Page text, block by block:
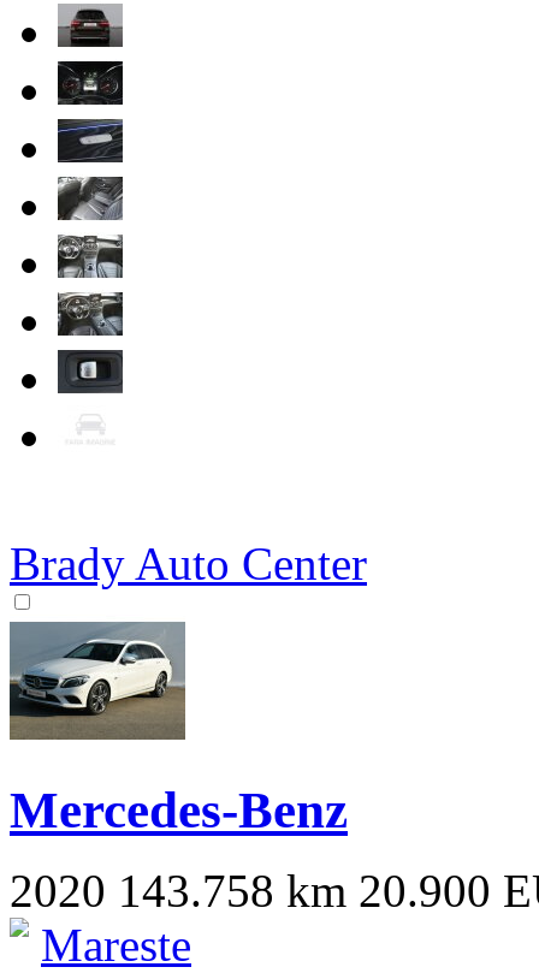
Brady Auto Center
Mercedes-Benz
2020 143.758 km 20.900
Mareste